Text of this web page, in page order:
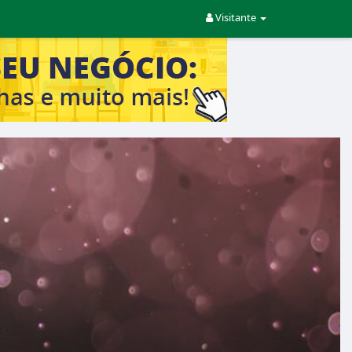
Visitante